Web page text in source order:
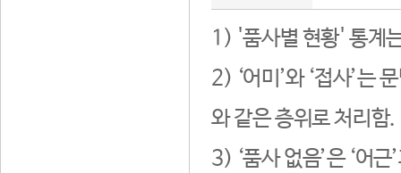
1) '품사별 현황' 통계
2) ‘어미’와 ‘접사’는
와 같은 층위로 처리함.
3) ‘품사 없음’은 ‘어